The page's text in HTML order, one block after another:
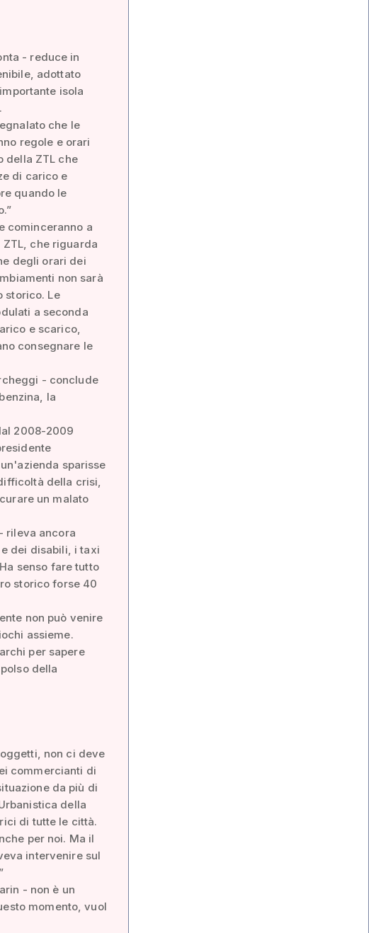
- reduce in
adottato
isola
che le
regole e orari
della ZTL che
di carico e
quando le
cominceranno a
che riguarda
degli orari dei
non sarà
storico. Le
a seconda
e scarico,
consegnare le
- conclude
la
2008-2009
sparisse
della crisi,
un malato
rileva ancora
dei disabili, i taxi
senso fare tutto
storico forse 40
non può venire
assieme.
per sapere
della
non ci deve
commercianti di
da più di
della
di tutte le città.
per noi. Ma il
intervenire sul
- non è un
momento, vuol